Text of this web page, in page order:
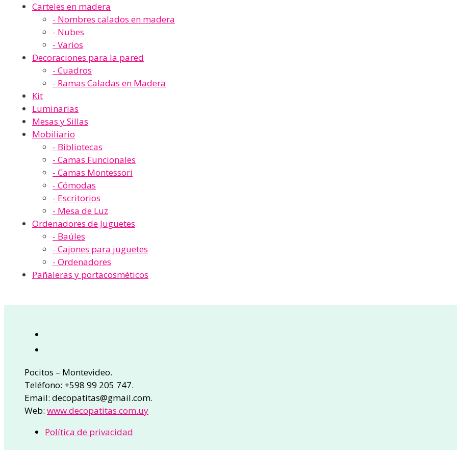
Carteles en madera
- Nombres calados en madera
- Nubes
- Varios
Decoraciones para la pared
- Cuadros
- Ramas Caladas en Madera
Kit
Luminarias
Mesas y Sillas
Mobiliario
- Bibliotecas
- Camas Funcionales
- Camas Montessori
- Cómodas
- Escritorios
- Mesa de Luz
Ordenadores de Juguetes
- Baúles
- Cajones para juguetes
- Ordenadores
Pañaleras y portacosméticos
Pocitos – Montevideo.
Teléfono: +598 99 205 747.
Email: decopatitas@gmail.com.
Web: www.decopatitas.com.uy
Política de privacidad